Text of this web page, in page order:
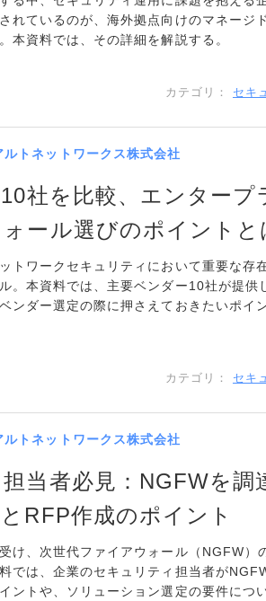
れているのが、海外拠点向けのマネージ
本資料では、その詳細を解説する。
カテゴリ： セキ
ルトネットワークス株式会社
社を比較、エンタープ
ール選びのポイントと
トワークセキュリティにおいて重要な存
。本資料では、主要ベンダー10社が提供
ンダー選定の際に押さえておきたいポイ
カテゴリ： セキ
ルトネットワークス株式会社
当者必見：NGFWを調
RFP作成のポイント
け、次世代ファイアウォール（NGFW）
では、企業のセキュリティ担当者が
ントや、ソリューション選定の要件につ